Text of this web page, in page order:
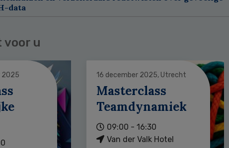
data
u
2025 16 december 2025, Utrecht
Masterclass
Teamdynamiek
09:00 - 16:30
Van der Valk Hotel